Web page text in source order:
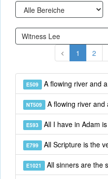
1 2
E509 A flowing river and
NT509 A flowing river and
E593 All I have in Adam
E799 All Scripture is the
E1021 All sinners are the